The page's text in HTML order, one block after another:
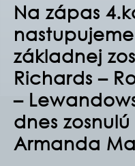
Na zápas
základnej
Richards –
–
dnes
Armanda